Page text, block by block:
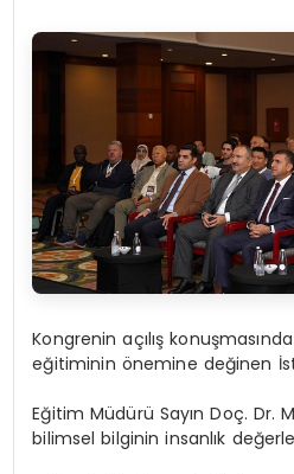
Kongrenin açılış
eğitiminin önemine değinen
Eğitim Müdürü Sayın Doç. Dr.
bilimsel bilginin insanlık